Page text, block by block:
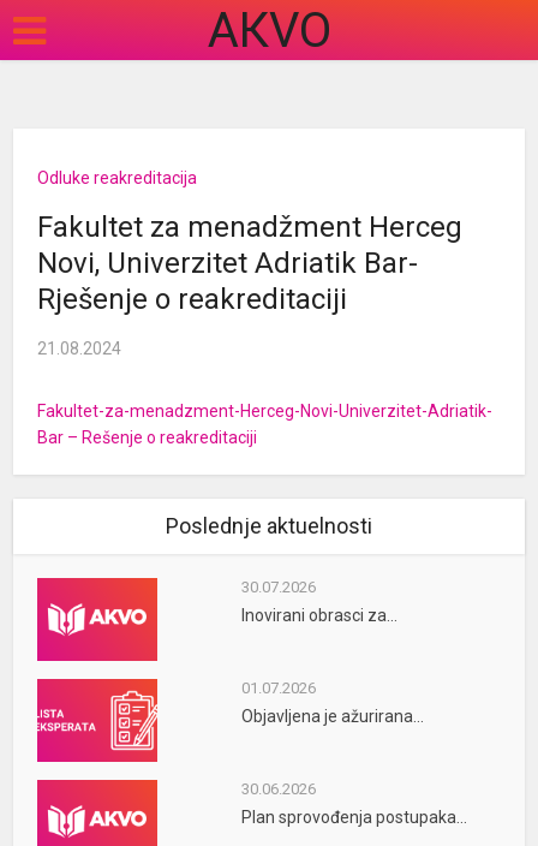
АКVO
Odluke reakreditacija
Fakultet za menadžment Herceg
Novi, Univerzitet Adriatik Bar-
Rješenje o reakreditaciji
21.08.2024
Fakultet-za-menadzment-Herceg-Novi-Univerzitet-Adriatik-
Bar – Rešenje o reakreditaciji
Poslednje aktuelnosti
30.07.2026
Inovirani obrasci za...
01.07.2026
Objavljena je ažurirana...
30.06.2026
Plan sprovođenja postupaka...